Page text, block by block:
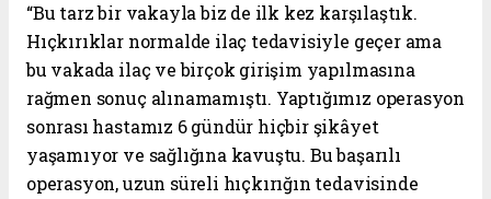
“Bu tarz bir vakayla biz de ilk kez karşılaştık.
Hıçkırıklar normalde ilaç tedavisiyle geçer ama
bu vakada ilaç ve birçok girişim yapılmasına
rağmen sonuç alınamamıştı. Yaptığımız operasyon
sonrası hastamız 6 gündür hiçbir şikâyet
yaşamıyor ve sağlığına kavuştu. Bu başarılı
operasyon, uzun süreli hıçkırığın tedavisinde